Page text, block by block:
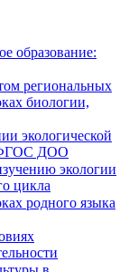
образование:
региональных
биологии,
экологической
ФГОС ДОО
экологии
цикла
родного языка